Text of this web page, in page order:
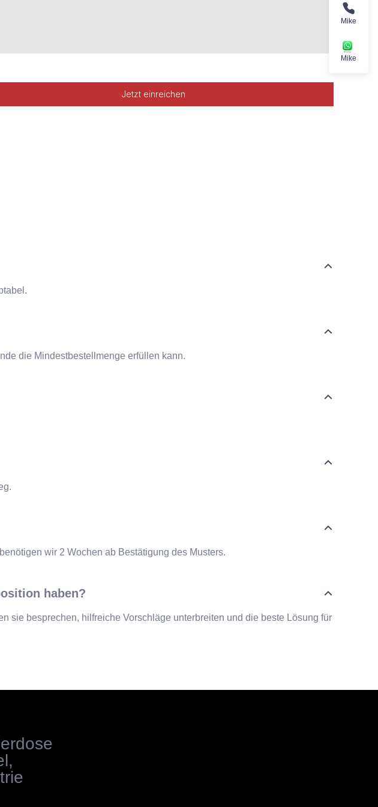
Jetzt einreichen
die Mindestbestellmenge erfüllen kann.
wir 2 Wochen ab Bestätigung des Musters.
haben?
sie besprechen, hilfreiche Vorschläge unterbreiten und die beste Lösung für
Mike
Mike